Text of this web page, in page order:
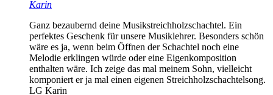
Karin
Ganz bezaubernd deine Musikstreichholzschachtel. Ein
perfektes Geschenk für unsere Musiklehrer. Besonders schön
wäre es ja, wenn beim Öffnen der Schachtel noch eine
Melodie erklingen würde oder eine Eigenkomposition
enthalten wäre. Ich zeige das mal meinem Sohn, vielleicht
komponiert er ja mal einen eigenen Streichholzschachtelsong.
LG Karin